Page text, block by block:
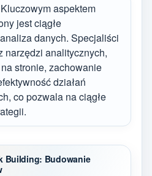
aspektem
jest ciągłe
danych. Specjaliści
narzędzi analitycznych,
stronie, zachowanie
działań
co pozwala na ciągłe
Building: Budowanie